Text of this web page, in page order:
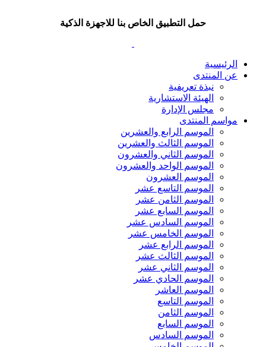
حمل التطبيق الخاص بنا للاجهزة الذكية
الرئيسية
عن المنتدى
نبذة تعريفية
الهيئة الاستشارية
مجلس الإدارة
مواسم المنتدى
الموسم الرابع والعشرين
الموسم الثالث والعشرين
الموسم الثاني والعشرون
الموسم الواحد والعشرون
الموسم العشرون
الموسم التاسع عشر
الموسم الثامن عشر
الموسم السابع عشر
الموسم السادس عشر
الموسم الخامس عشر
الموسم الرابع عشر
الموسم الثالث عشر
الموسم الثاني عشر
الموسم الحادي عشر
الموسم العاشر
الموسم التاسع
الموسم الثامن
الموسم السابع
الموسم السادس